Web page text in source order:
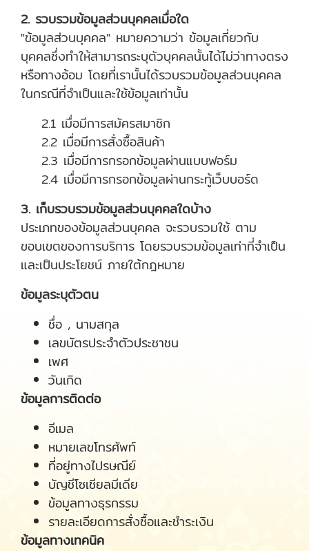
2. รวบรวมข้อมูลส่วนบุคคลเมื่อใด
"ข้อมูลส่วนบุคคล" หมายความว่า ข้อมูลเกี่ยวกับ
บุคคลซึ่งทำให้สามารถระบุตัวบุคคลนั้นได้ไม่ว่าทางตรง
หรือทางอ้อม โดยที่เรานั้นได้รวบรวมข้อมูลส่วนบุคคล
ในกรณีที่จำเป็นและใช้ข้อมูลเท่านั้น
2.1 เมื่อมีการสมัครสมาชิก
2.2 เมื่อมีการสั่งซื้อสินค้า
2.3 เมื่อมีการกรอกข้อมูลผ่านแบบฟอร์ม
2.4 เมื่อมีการกรอกข้อมูลผ่านกระทู้เว็บบอร์ด
3. เก็บรวบรวมข้อมูลส่วนบุคคลใดบ้าง
ประเภทของข้อมูลส่วนบุคคล จะรวบรวมใช้ ตาม
ขอบเขตของการบริการ โดยรวบรวมข้อมูลเท่าที่จำเป็น
และเป็นประโยชน์ ภายใต้กฎหมาย
ข้อมูลระบุตัวตน
ชื่อ , นามสกุล
เลขบัตรประจำตัวประชาชน
เพศ
วันเกิด
ข้อมูลการติดต่อ
อีเมล
หมายเลขโทรศัพท์
ที่อยู่ทางไปรษณีย์
บัญชีโซเชียลมีเดีย
ข้อมูลทางธุรกรรม
รายละเอียดการสั่งซื้อและชำระเงิน
ข้อมูลทางเทคนิค